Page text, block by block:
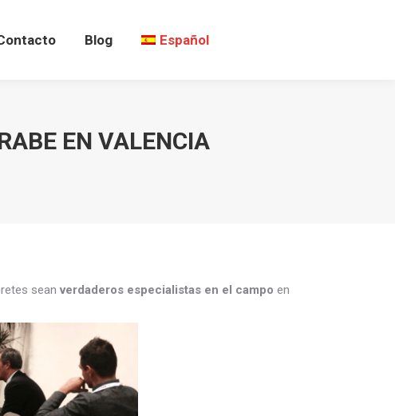
Blog Español
EN VALENCIA
sean verdaderos especialistas en el campo en